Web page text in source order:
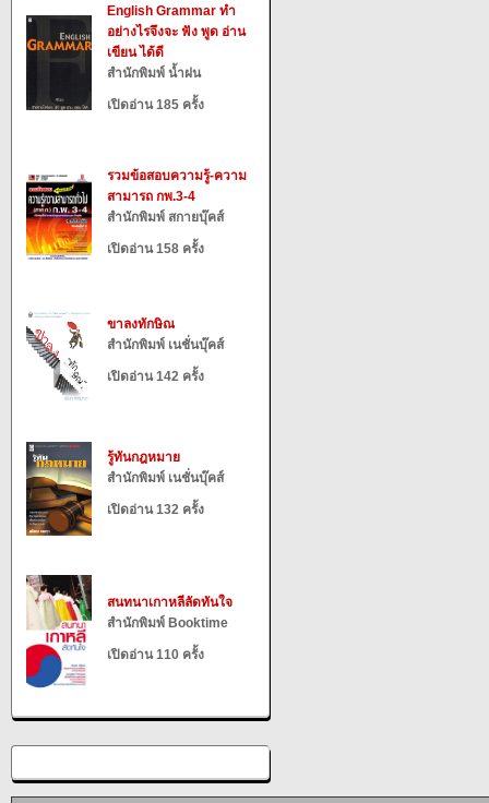
English Grammar ทำ
อย่างไรจึงจะ ฟัง พูด อ่าน
เขียน ได้ดี
สำนักพิมพ์ น้ำฝน
เปิดอ่าน 185 ครั้ง
รวมข้อสอบความรู้-ความ
สามารถ กพ.3-4
สำนักพิมพ์ สกายบุ๊คส์
เปิดอ่าน 158 ครั้ง
ขาลงทักษิณ
สำนักพิมพ์ เนชั่นบุ๊คส์
เปิดอ่าน 142 ครั้ง
รู้ทันกฎหมาย
สำนักพิมพ์ เนชั่นบุ๊คส์
เปิดอ่าน 132 ครั้ง
สนทนาเกาหลีลัดทันใจ
สำนักพิมพ์ Booktime
เปิดอ่าน 110 ครั้ง